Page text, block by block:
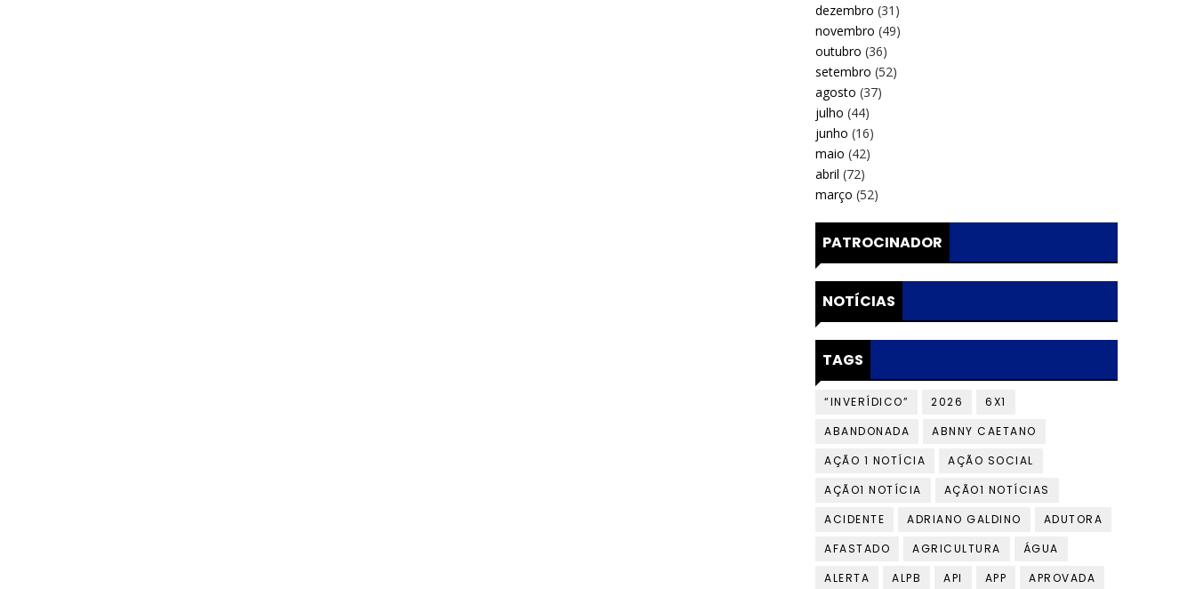
dezembro (31)
novembro (49)
outubro (36)
setembro (52)
agosto (37)
julho (44)
junho (16)
maio (42)
abril (72)
março (52)
PATROCINADOR
NOTÍCIAS
TAGS
“INVERÍDICO” 2026
6X1
ABANDONADA
ABNNY CAETANO
AÇÃO 1 NOTÍCIA
AÇÃO SOCIAL
AÇÃO1 NOTÍCIA
AÇÃO1 NOTÍCIAS
ACIDENTE
ADRIANO GALDINO
ADUTORA
AFASTADO
AGRICULTURA
ÁGUA
ALERTA
ALPB API APP APROVADA